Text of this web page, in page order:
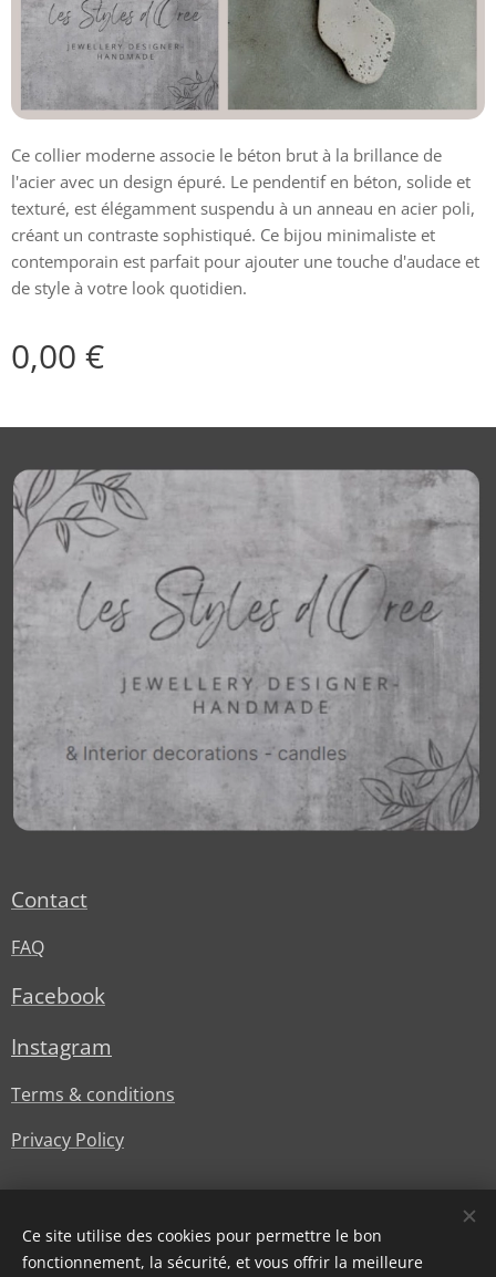
Ce collier moderne associe le béton brut à la brillance de
l'acier avec un design épuré. Le pendentif en béton, solide et
texturé, est élégamment suspendu à un anneau en acier poli,
créant un contraste sophistiqué. Ce bijou minimaliste et
contemporain est parfait pour ajouter une touche d'audace et
de style à votre look quotidien.
0,00 €
Contact
FAQ
Facebook
Instagram
Terms & conditions
Privacy Policy
Ce site utilise des cookies pour permettre le bon
fonctionnement, la sécurité, et vous offrir la meilleure